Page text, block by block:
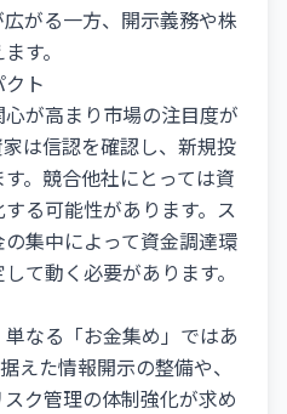
がる一方、開示義務や株
す。
ト
が高まり市場の注目度が
は信認を確認し、新規投
。競合他社にとっては資
る可能性があります。ス
集中によって資金調達環
て動く必要があります。
なる「お金集め」ではあ
えた情報開示の整備や、
ク管理の体制強化が求め